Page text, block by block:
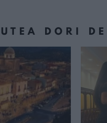
DORI DE